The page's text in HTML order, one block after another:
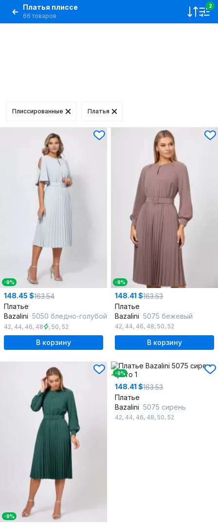
Платья плиссе
66 товаров
2
Плиссированные Платья
-9%
148.45 $163.54
Платье
Bazalini 5050 бледно-голубой
42, 44, 46, 48 , 50, 52
В корзину
-9%
148.41 $163.53
Платье
Bazalini 5075 бежевый
42, 44, 46, 48, 50, 52
В корзину
-9%
-9%
148.41 $163.53
Платье
Bazalini 5075 сирень
42, 44, 46, 48, 50, 52